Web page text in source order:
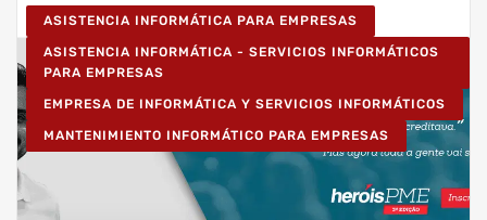
ASISTENCIA INFORMÁTICA PARA EMPRESAS
ASISTENCIA INFORMÁTICA - SERVICIOS INFORMÁTICOS
PARA EMPRESAS
EMPRESA DE INFORMÁTICA Y SERVICIOS INFORMÁTICOS
MANTENIMIENTO INFORMÁTICO PARA EMPRESAS